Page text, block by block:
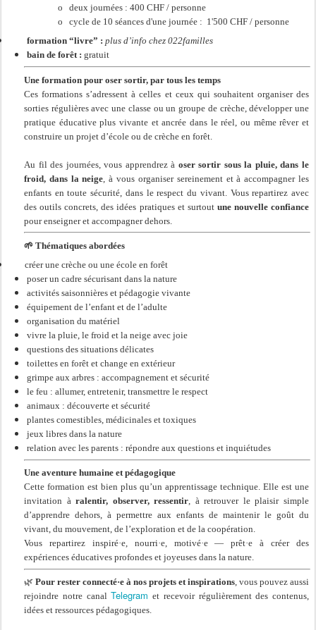
o
deux journées : 400 CHF / personne
o
cycle de 10 séances d'une journée : 1'500 CHF / personne
formation “livre” : plus d’info chez 022familles
bain de forêt : gratuit
Une formation pour oser sortir, par tous les temps
Ces formations s’adressent à celles et ceux qui souhaitent organiser des
sorties régulières avec une classe ou un groupe de crèche, développer une
pratique éducative plus vivante et ancrée dans le réel, ou même rêver et
construire un projet d’école ou de crèche en forêt.
Au fil des journées, vous apprendrez à oser sortir sous la pluie, dans le
froid, dans la neige , à vous organiser sereinement et à accompagner les
enfants en toute sécurité, dans le respect du vivant. Vous repartirez avec
des outils concrets, des idées pratiques et surtout une nouvelle confiance
pour enseigner et accompagner dehors.
🌱 Thématiques abordées
créer une crèche ou une école en forêt
poser un cadre sécurisant dans la nature
activités saisonnières et pédagogie vivante
équipement de l’enfant et de l’adulte
organisation du matériel
vivre la pluie, le froid et la neige avec joie
questions des situations délicates
toilettes en forêt et change en extérieur
grimpe aux arbres : accompagnement et sécurité
le feu : allumer, entretenir, transmettre le respect
animaux : découverte et sécurité
plantes comestibles, médicinales et toxiques
jeux libres dans la nature
relation avec les parents : répondre aux questions et inquiétudes
Une aventure humaine et pédagogique
Cette formation est bien plus qu’un apprentissage technique. Elle est une
invitation àralentir, observer, ressentir, à retrouver le plaisir simple
d’apprendre dehors, à permettre aux enfants de maintenir le goût du
vivant, du mouvement, de l’exploration et de la coopération.
Vous repartirez inspiré·e, nourri·e, motivé·e — prêt·e à créer des
expériences éducatives profondes et joyeuses dans la nature.
🌿 Pour rester connecté·e à nos projets et inspirations, vous pouvez aussi
rejoindre notre canalTelegram et recevoir régulièrement des contenus,
idées et ressources pédagogiques.